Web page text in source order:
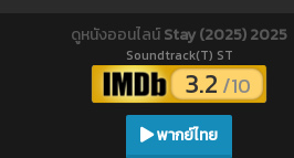
ดูหนังออนไลน์Stay (2025) 2025
Soundtrack(T) ST
3.2 /10
พากย์ไทย